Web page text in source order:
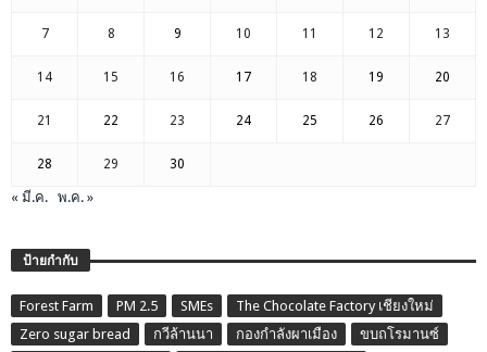
7 8 9 10 11 12 13
14 15 16 17 18 19 20
21 22 23 24 25 26 27
28 29 30
« มี.ค. พ.ค. »
ป้ายกำกับ
Forest Farm PM 2.5 SMEs
The Chocolate Factory เชียงใหม่
Zero sugar bread
กวีล้านนา กองกำลังผาเมือง
ขบถโรมานซ์